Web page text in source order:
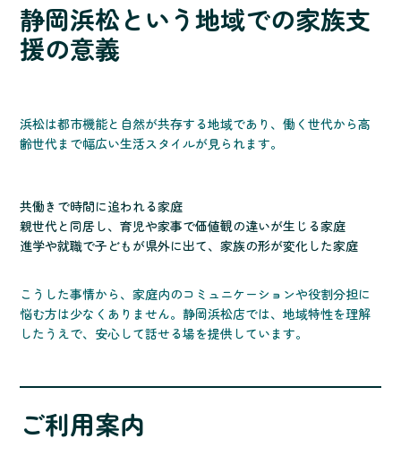
静岡浜松という地域での家族支
援の意義
浜松は都市機能と自然が共存する地域であり、働く世代から高
齢世代まで幅広い生活スタイルが見られます。
共働きで時間に追われる家庭
親世代と同居し、育児や家事で価値観の違いが生じる家庭
進学や就職で子どもが県外に出て、家族の形が変化した家庭
こうした事情から、家庭内のコミュニケーションや役割分担に
悩む方は少なくありません。静岡浜松店では、地域特性を理解
したうえで、安心して話せる場を提供しています。
ご利用案内